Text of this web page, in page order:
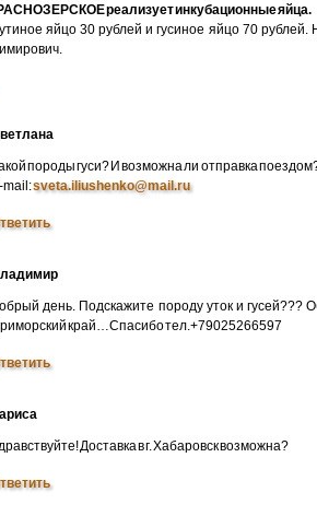
реализует инкубационные яйца.
яйцо 30 рублей и гусиное яйцо 70
породы гуси? И возможна ли отправка
mail:sveta.iliushenko@mail.ru
день. Подскажите породу уток и гусей???
край…Спасибо тел.+79025266597
Доставка в г. Хабаровск возможна?